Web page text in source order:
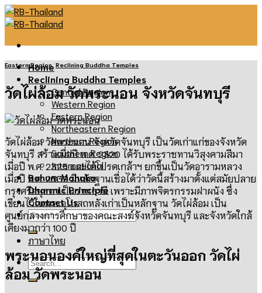
Skip
to
Home
Reclining Buddha Temples
Central Region
Western Region
Eastern Region
Northeastern Region
Northern Region
Southern Region
International
Bahum Mahaka
Dharmic Principle
Contact Us
ภาษาไทย
Eastern Region, Reclining Buddha Temples
วัดไผ่ล้อม วัดพระนอน จังหวัดจันทบุรี
วัดไผ่ล้อม วัดพระนอน จังหวัดจันทบุรีเป็นวัดเก่าแก่ของจังหวัด
จันทบุรี สร้างเมื่อปี พ.ศ. 2320 ได้รับพระราชทานวิสุงคามสีมา
เมื่อปี พศ. 2325และได้โปรดเกล้าฯ ยกขึ้นเป็นวัดอารามหลวง
เมื่อปี พ.ศ. 2539มีหลักฐานเชื่อได้ว่าวัดนี้สร้างมาตั้งแต่สมัยปลาย
กรุงศรีอยุธยาเป็นราชธานี เพราะมีภาพจิตรกรรมฝาผนัง ซึ่ง
เขียนไว้ในพระอุโบสถหลังเก่าเป็นหลักฐาน วัดไผ่ล้อม เป็น
ศูนย์กลางการศึกษาของคณะสงฆ์จังหวัดจันทบุรี และจังหวัดใกล้
เคียงมากว่า100 ปี
พระนอนองค์ใหญ่ที่สุดในตะวันออก วัดไผ่
ล้อม วัดพระนอน